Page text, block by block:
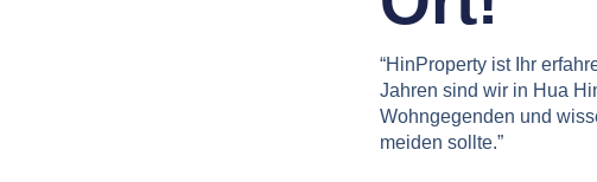
“HinProperty ist Ihr
Jahren sind wir in Hua
Wohngegenden und
meiden sollte.”